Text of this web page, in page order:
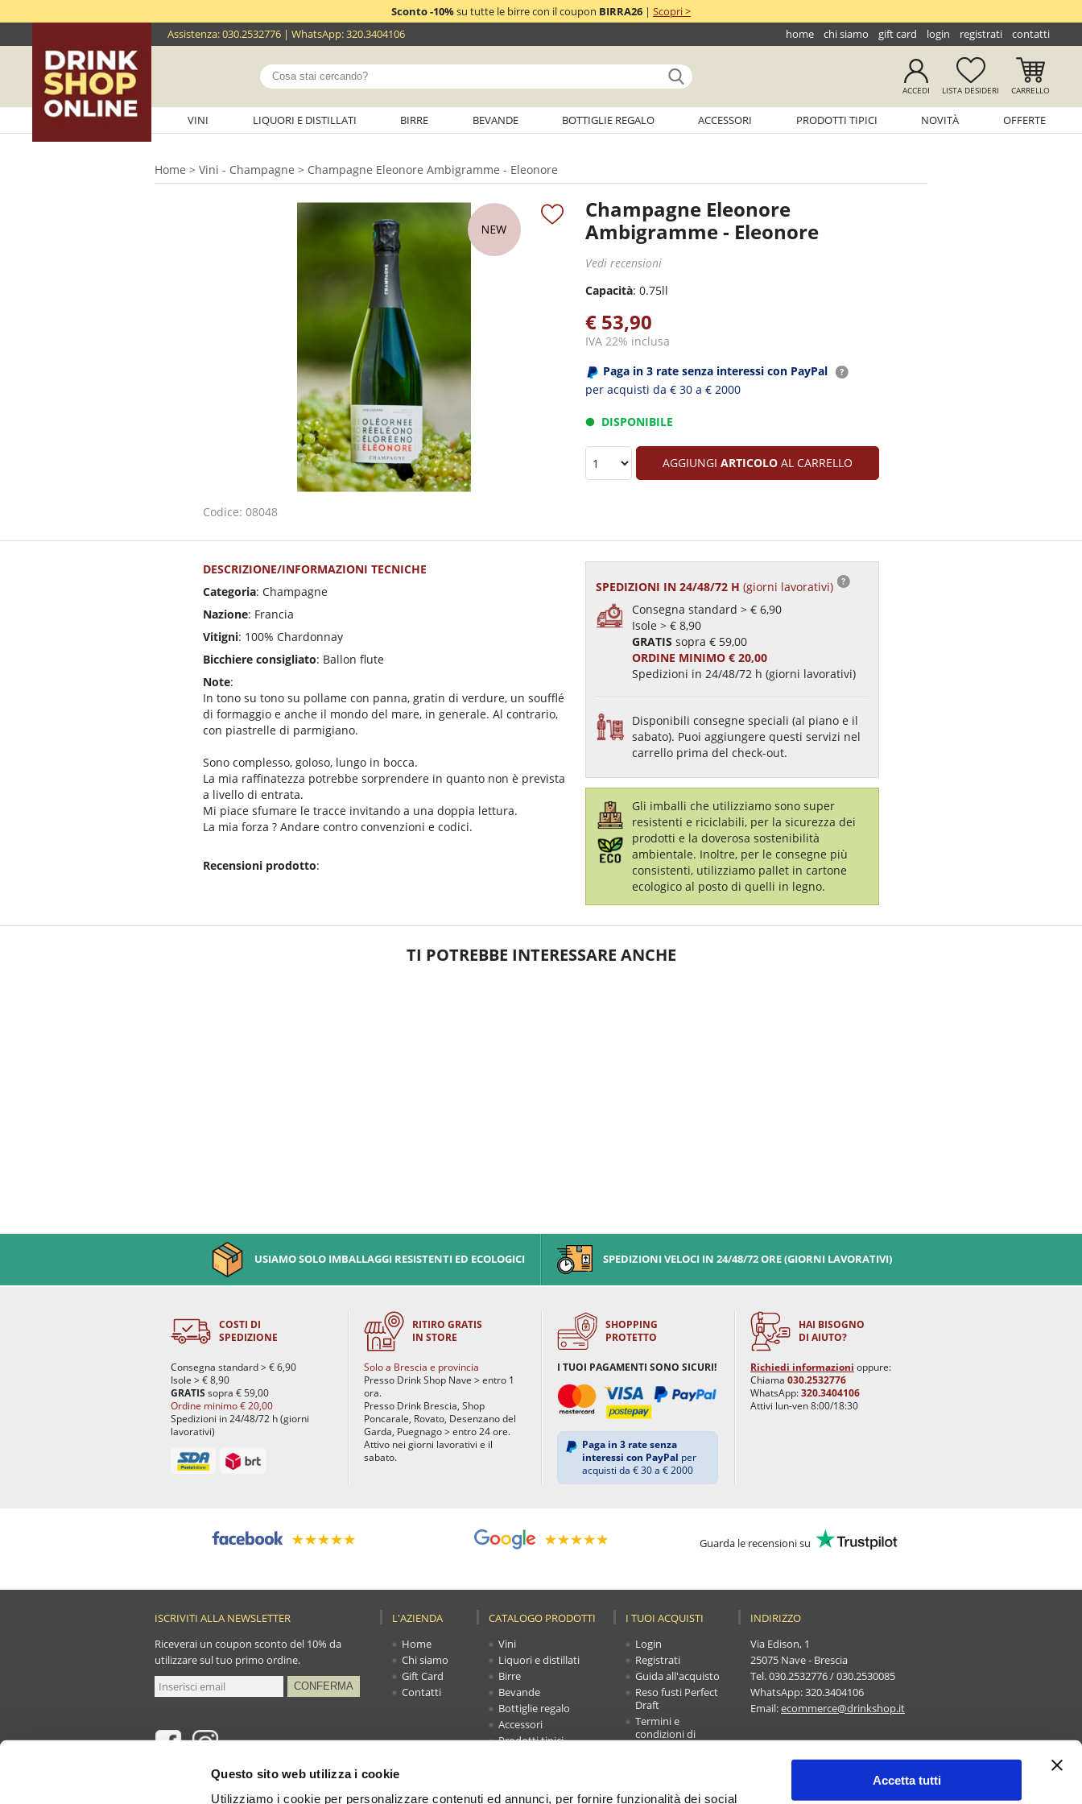
Questo sito web utilizza i cookie
Utilizziamo i cookie per personalizzare contenuti ed annunci, per fornire funzionalità dei social
Accetta tutti
Sconto -10%su tutte le birre con il coupon BIRRA26| Scopri >
Assistenza:030.2532776 | WhatsApp:320.3404106 home chi siamo gift card login registrati contatti
ACCEDI LISTADESIDERI CARRELLO
VINI LIQUORI E DISTILLATI BIRRE BEVANDE BOTTIGLIE REGALO ACCESSORI PRODOTTI TIPICI NOVITÀ OFFERTE
Home > Vini - Champagne > Champagne Eleonore Ambigramme - Eleonore
Codice: 08048
Champagne Eleonore
Ambigramme - Eleonore
Vedi recensioni
Capacità: 0.75ll
€ 53,90
IVA 22% inclusa
Paga in 3 rate senza interessi con PayPal
per acquisti da € 30 a € 2000
DISPONIBILE
AGGIUNGIARTICOLO AL CARRELLO
DESCRIZIONE/INFORMAZIONI TECNICHE
Categoria: Champagne
Nazione: Francia
Vitigni: 100% Chardonnay
Bicchiere consigliato: Ballon flute
Note:
In tono su tono su pollame con panna, gratin di verdure, un soufflé
di formaggio e anche il mondo del mare, in generale. Al contrario,
con piastrelle di parmigiano.
Sono complesso, goloso, lungo in bocca.
La mia raffinatezza potrebbe sorprendere in quanto non è prevista
a livello di entrata.
Mi piace sfumare le tracce invitando a una doppia lettura.
La mia forza ? Andare contro convenzioni e codici.
Recensioni prodotto:
SPEDIZIONI IN 24/48/72 H (giorni lavorativi)
Consegna standard > € 6,90
Isole > € 8,90
GRATIS sopra € 59,00
ORDINE MINIMO € 20,00
Spedizioni in 24/48/72 h (giorni lavorativi)
Disponibili consegne speciali (al piano e il
sabato). Puoi aggiungere questi servizi nel
carrello prima del check-out.
Gli imballi che utilizziamo sono super
resistenti e riciclabili, per la sicurezza dei
prodotti e la doverosa sostenibilità
ambientale. Inoltre, per le consegne più
consistenti, utilizziamo pallet in cartone
ecologico al posto di quelli in legno.
TI POTREBBE INTERESSARE ANCHE
USIAMO SOLO IMBALLAGGI RESISTENTI ED ECOLOGICI SPEDIZIONI VELOCI IN 24/48/72 ORE (GIORNI LAVORATIVI)
COSTI DI
SPEDIZIONE
Consegna standard > € 6,90
Isole > € 8,90
GRATIS sopra € 59,00
Ordine minimo € 20,00
Spedizioni in 24/48/72 h (giorni
lavorativi)
RITIRO GRATIS
IN STORE
Solo a Brescia e provincia
Presso Drink Shop Nave > entro 1
ora.
Presso Drink Brescia, Shop
Poncarale, Rovato, Desenzano del
Garda, Puegnago > entro 24 ore.
Attivo nei giorni lavorativi e il
sabato.
SHOPPING
PROTETTO
I TUOI PAGAMENTI SONO SICURI!
Paga in 3 rate senza
interessi con PayPal per
acquisti da € 30 a € 2000
HAI BISOGNO
DI AIUTO?
Richiedi informazioni oppure:
Chiama 030.2532776
WhatsApp:320.3404106
Attivi lun-ven 8:00/18:30
Guarda le recensioni su
ISCRIVITI ALLA NEWSLETTER
Riceverai un coupon sconto del 10% da
utilizzare sul tuo primo ordine.
L'AZIENDA
Home
Chi siamo
Gift Card
Contatti
CATALOGO PRODOTTI
Vini
Liquori e distillati
Birre
Bevande
Bottiglie regalo
Accessori
Prodotti tipici
I TUOI ACQUISTI
Login
Registrati
Guida all'acquisto
Reso fusti Perfect
Draft
Termini e
condizioni di
INDIRIZZO
Via Edison, 1
25075 Nave - Brescia
Tel.030.2532776/030.2530085
WhatsApp:320.3404106
Email:ecommerce@drinkshop.it